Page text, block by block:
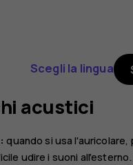
Scegli la lingua
acustici
quando si usa l'auricolare,
udire i suoni